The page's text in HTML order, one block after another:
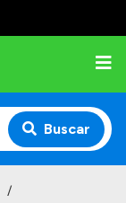
Buscar
/